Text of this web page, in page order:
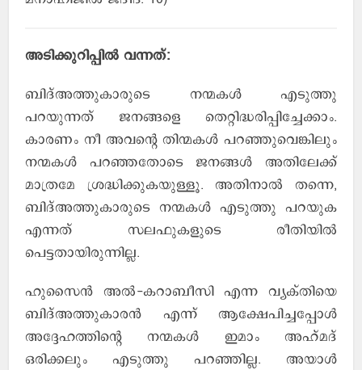
അടിക്കുറിപ്പില്‍ വന്നത്:
ബിദ്അത്തുകാരുടെ നന്മകള്‍ എടുത്തു
പറയുന്നത് ജനങ്ങളെ തെറ്റിദ്ധരിപ്പിച്ചേക്കാം.
കാരണം നീ അവന്റെ തിന്മകള്‍ പറഞ്ഞുവെങ്കിലും
നന്മകള്‍ പറഞ്ഞതോടെ ജനങ്ങള്‍ അതിലേക്ക്
മാത്രമേ ശ്രദ്ധിക്കുകയുള്ളൂ. അതിനാല്‍ തന്നെ,
ബിദ്അത്തുകാരുടെ നന്മകള്‍ എടുത്തു പറയുക
എന്നത് സലഫുകളുടെ രീതിയില്‍
പെട്ടതായിരുന്നില്ല.
ഹുസൈന്‍ അല്‍-കറാബീസി എന്ന വ്യക്തിയെ
ബിദ്അത്തുകാരന്‍ എന്ന് ആക്ഷേപിച്ചപ്പോള്‍
അദ്ദേഹത്തിന്റെ നന്മകള്‍ ഇമാം അഹ്മദ്
ഒരിക്കലും എടുത്തു പറഞ്ഞില്ല. അയാള്‍